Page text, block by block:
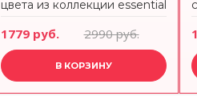
цвета из коллекции essential
1779 руб. 2990 руб.
В КОРЗИНУ